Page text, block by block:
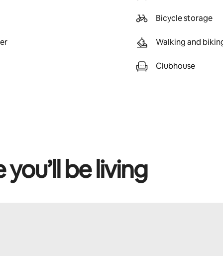
Bicycle storage
Walking and
Clubhouse
be living